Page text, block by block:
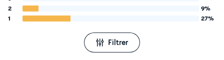
2
9%
1
27%
Filtrer